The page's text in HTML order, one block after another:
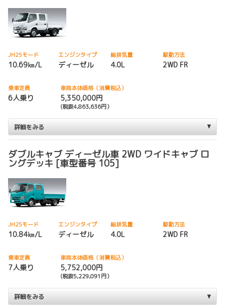
JH25モード
10.69㎞/L
エンジンタイプ
ディーゼル
総排気量
4.0L
駆動方法
2WD FR
乗車定員
6人乗り
車両本体価格（消費税込）
5,350,000円
(税抜4,863,636円）
詳細をみる
ダブルキャブ ディーゼル車 2WD ワイドキャブ ロ
ングデッキ [車型番号 105]
JH25モード
10.84㎞/L
エンジンタイプ
ディーゼル
総排気量
4.0L
駆動方法
2WD FR
乗車定員
7人乗り
車両本体価格（消費税込）
5,752,000円
(税抜5,229,091円）
詳細をみる